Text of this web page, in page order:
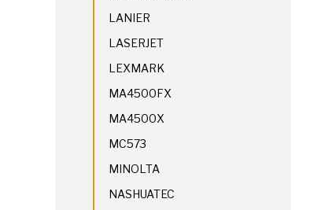
LANIER
LASERJET
LEXMARK
MA4500FX
MA4500X
MC573
MINOLTA
NASHUATEC